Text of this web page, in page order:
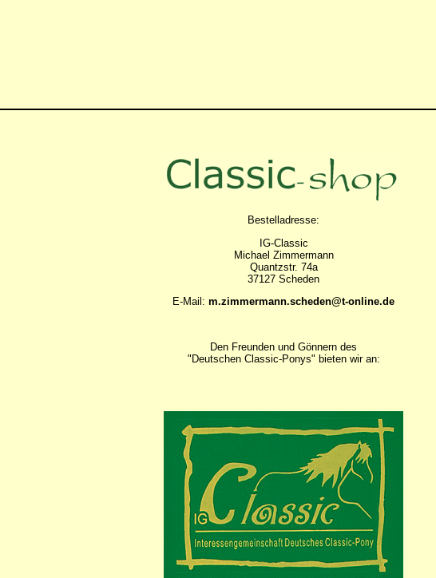
Bestelladresse:
IG-Classic
Michael Zimmermann
Quantzstr. 74a
37127 Scheden
E-Mail: m.zimmermann.scheden@t-online.de
Den Freunden und Gönnern des
"Deutschen Classic-Ponys" bieten wir an: